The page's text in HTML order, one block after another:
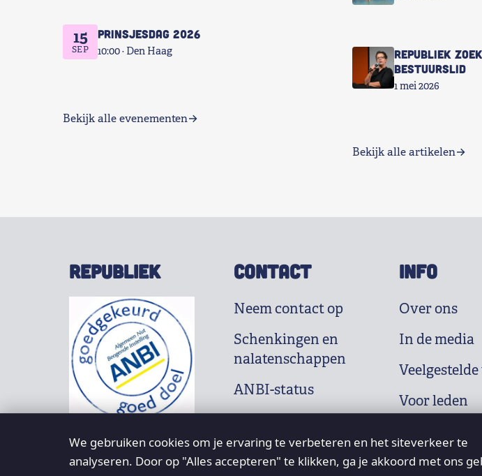
15
SEP
Prinsjesdag 2026
10:00 Den Haag
Bekijk alle evenementen
Republiek
Bestuurslid
1 mei 2026
Bekijk alle artikelen
REPUBLIEK CONTACT
Neem contact op
Schenkingen en
nalatenschappen
ANBI-status
INFO
Over ons
In de media
Voor leden
We gebruiken cookies om je ervaring te verbeteren en het siteverkeer te
analyseren. Door op "Alles accepteren" te klikken, ga je akkoord met ons